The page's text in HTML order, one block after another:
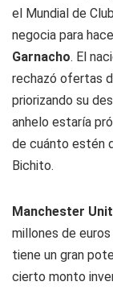
el Mundial de
negocia para
Garnacho. El
rechazó ofertas
priorizando su
anhelo estaría
de cuánto estén
Bichito.
Manchester
millones de
tiene un gran
cierto monto